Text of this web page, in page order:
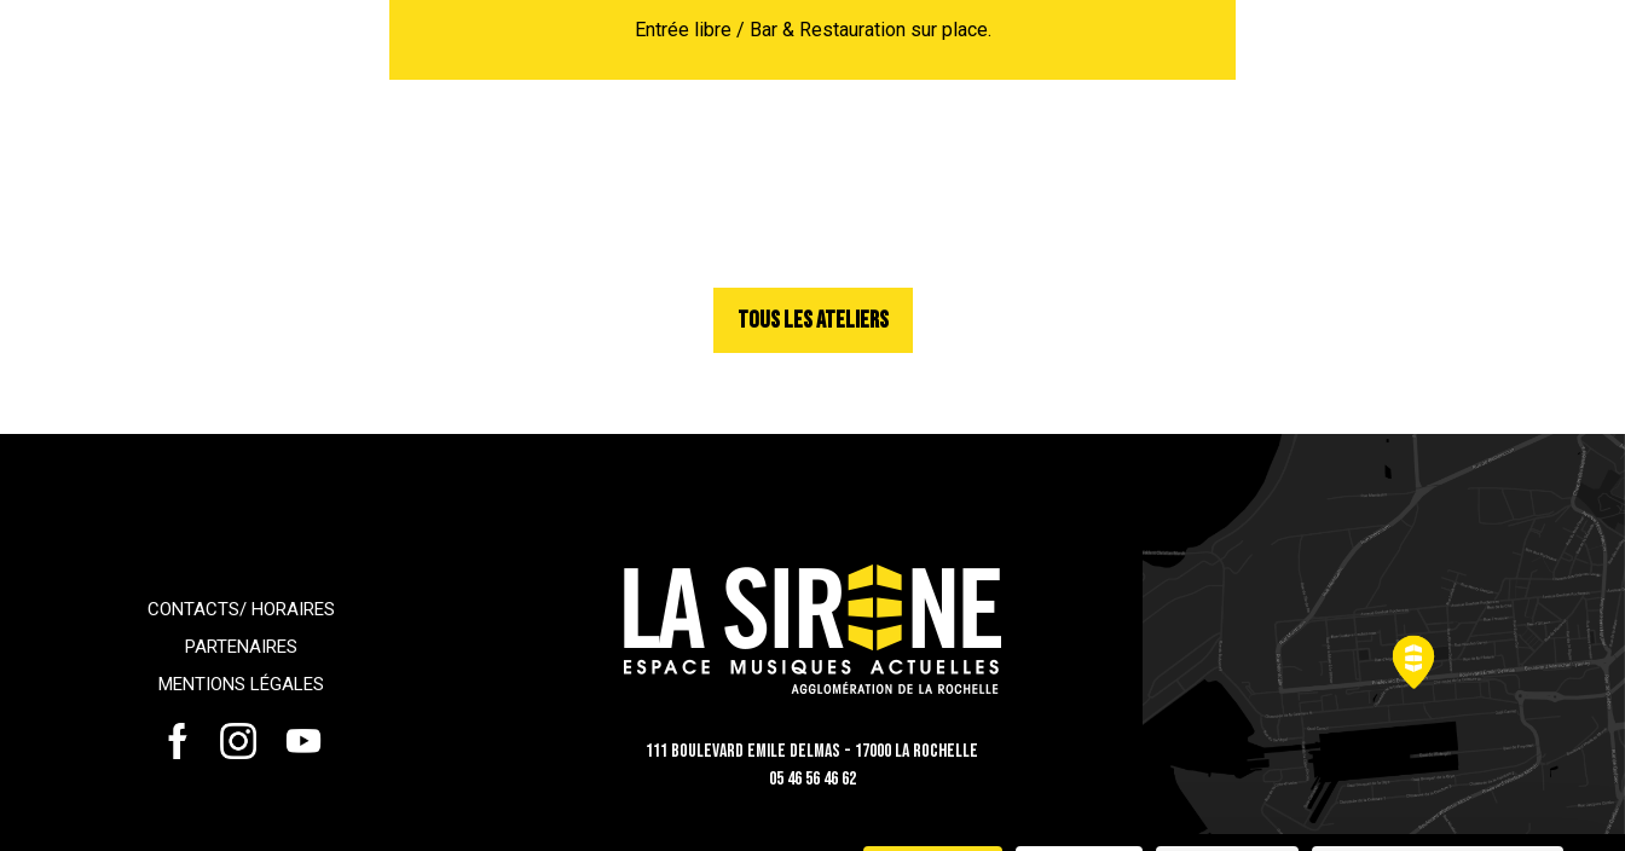
Entrée libre / Bar & Restauration sur place.
TOUS LES ATELIERS
CONTACTS/ HORAIRES
PARTENAIRES
MENTIONS LÉGALES
111 Boulevard Emile Delmas - 17000 La Rochelle
05 46 56 46 62